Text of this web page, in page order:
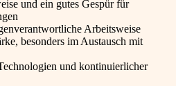
und ein gutes Gespür für
Arbeitsweise
besonders im Austausch mit
und kontinuierlicher